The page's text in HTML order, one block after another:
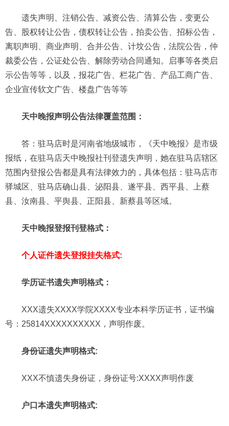
遗失声明、注销公告、减资公告、清算公告，变更公
告、股权转让公告，债权转让公告，拍卖公告、招标公告，
离职声明、商业声明、合并公告、计坟公告，法院公告，仲
裁委公告，公证处公告、解除劳动合同通知。启事等各类启
示公告等等，以及，报花广告、栏花广告、产品工商广告、
企业宣传软文广告、楼盘广告等等
天中晚报声明公告法律覆盖范围：
答：驻马店时是河南省地级城市，《天中晚报》是市级
报纸，在驻马店天中晚报社刊登遗失声明，她在驻马店辖区
范围内登报公告都是具有法律效力的，具体包括：驻马店市
驿城区、驻马店确山县、泌阳县、遂平县、西平县、上蔡
县、汝南县、平舆县、正阳县、新蔡县等区域。
天中晚报登报刊登格式：
个人证件遗失登报挂失格式:
学历证书遗失声明格式：
XXX遗失XXXX学院XXXX专业本科学历证书，证书编
号：25814XXXXXXXXXX，声明作废。
身份证遗失声明格式:
XXX不慎遗失身份证，身份证号:XXXX声明作废
户口本遗失声明格式: